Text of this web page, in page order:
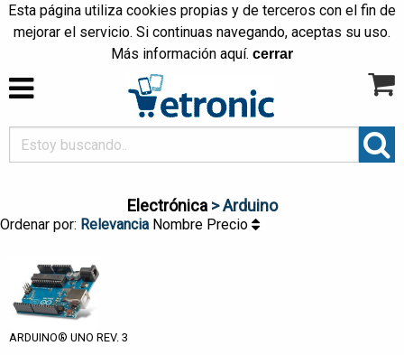
Esta página utiliza cookies propias y de terceros con el fin de
mejorar el servicio. Si continuas navegando, aceptas su uso.
Más información aquí. cerrar
Electrónica> Arduino
Ordenar por: Relevancia Nombre Precio
ARDUINO® UNO REV. 3